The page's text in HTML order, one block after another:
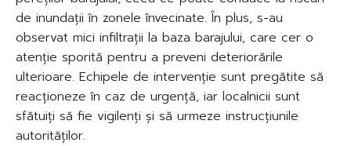
de inundații în zonele învecinate. În plus, s-au
observat mici infiltrații la baza barajului, care cer o
atenție sporită pentru a preveni deteriorările
ulterioare. Echipele de intervenție sunt pregătite să
reacționeze în caz de urgență, iar localnicii sunt
sfătuiți să fie vigilenți și să urmeze instrucțiunile
autorităților.